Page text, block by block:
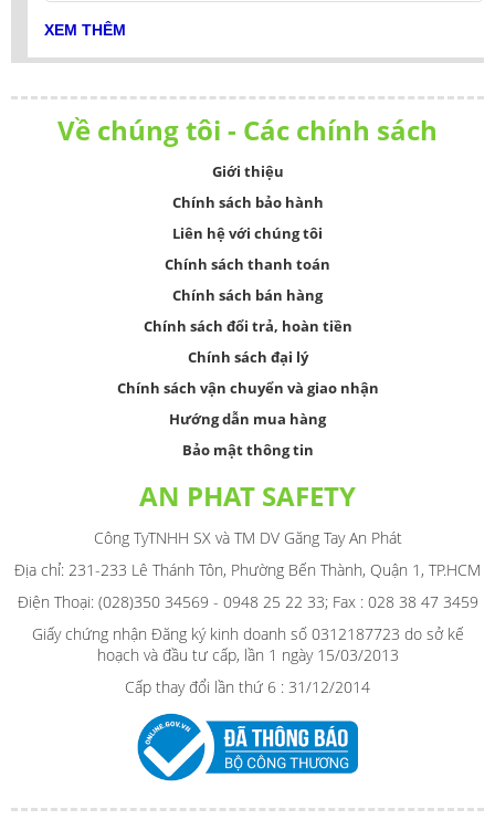
XEM THÊM
Về chúng tôi - Các chính sách
Giới thiệu
Chính sách bảo hành
Liên hệ với chúng tôi
Chính sách thanh toán
Chính sách bán hàng
Chính sách đổi trả, hoàn tiền
Chính sách đại lý
Chính sách vận chuyển và giao nhận
Hướng dẫn mua hàng
Bảo mật thông tin
AN PHAT SAFETY
Công TyTNHH SX và TM DV Găng Tay An Phát
Địa chỉ: 231-233 Lê Thánh Tôn, Phường Bến Thành, Quận 1, TP.HCM
Điện Thoại: (028)350 34569 - 0948 25 22 33; Fax : 028 38 47 3459
Giấy chứng nhận Đăng ký kinh doanh số 0312187723 do sở kế
hoạch và đầu tư cấp, lần 1 ngày 15/03/2013
Cấp thay đổi lần thứ 6 : 31/12/2014